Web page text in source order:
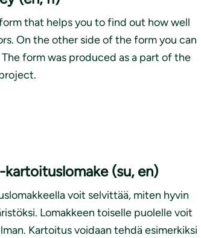
that helps you to find out how well
On the other side of the form you can
form was produced as a part of the
(su, en)
voit selvittää, miten hyvin
Lomakkeen toiselle puolelle voit
Kartoitus voidaan tehdä esimerkiksi